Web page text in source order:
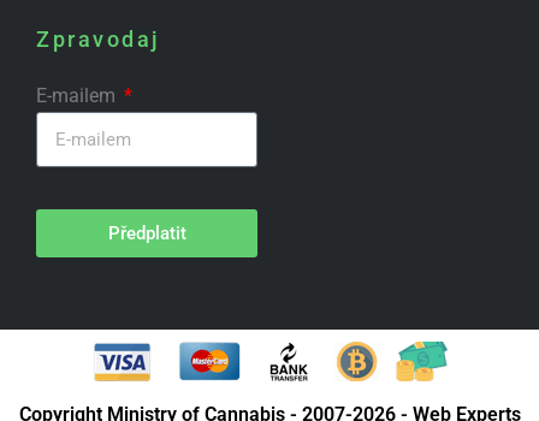
Zpravodaj
E-mailem
Předplatit
Copyright Ministry of Cannabis - 2007-2026 - Web Experts